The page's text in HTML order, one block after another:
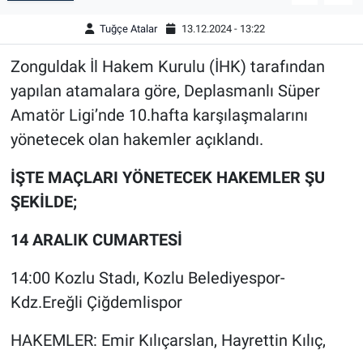
Tuğçe Atalar 13.12.2024 - 13:22
Zonguldak İl Hakem Kurulu (İHK) tarafından
yapılan atamalara göre, Deplasmanlı Süper
Amatör Ligi’nde 10.hafta karşılaşmalarını
yönetecek olan hakemler açıklandı.
İŞTE MAÇLARI YÖNETECEK HAKEMLER ŞU
ŞEKİLDE;
14 ARALIK CUMARTESİ
14:00 Kozlu Stadı, Kozlu Belediyespor-
Kdz.Ereğli Çiğdemlispor
HAKEMLER: Emir Kılıçarslan, Hayrettin Kılıç,